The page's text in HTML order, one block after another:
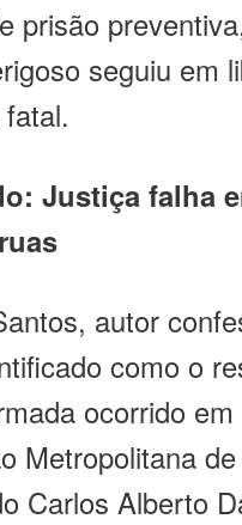
prisão
seguiu em
Justiça falha
autor
como o
ocorrido
Metropolitana
Carlos Alberto